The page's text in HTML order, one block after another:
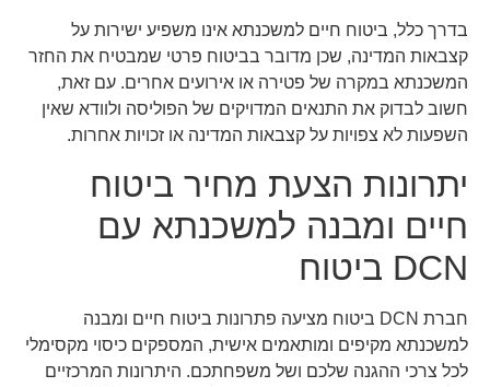
בדרך כלל, ביטוח חיים למשכנתא אינו משפיע ישירות על
קצבאות המדינה, שכן מדובר בביטוח פרטי שמבטיח את החזר
המשכנתא במקרה של פטירה או אירועים אחרים. עם זאת,
חשוב לבדוק את התנאים המדויקים של הפוליסה ולוודא שאין
השפעות לא צפויות על קצבאות המדינה או זכויות אחרות.
יתרונות הצעת מחיר ביטוח
חיים ומבנה למשכנתא עם
DCN ביטוח
חברת DCN ביטוח מציעה פתרונות ביטוח חיים ומבנה
למשכנתא מקיפים ומותאמים אישית, המספקים כיסוי מקסימלי
לכל צרכי ההגנה שלכם ושל משפחתכם. היתרונות המרכזיים